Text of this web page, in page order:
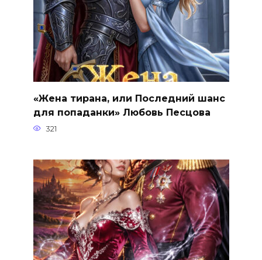
«Жена тирана, или Последний шанс
для попаданки» Любовь Песцова
321